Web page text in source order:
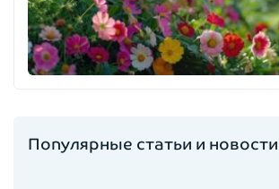
Популярные статьи и новости